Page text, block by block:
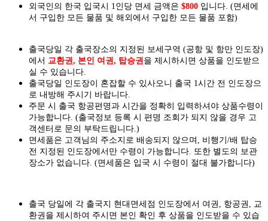
외국인의 한국 입국시 1인당 면세 금액은 $800 입니다. (면세에
서 구입한 모든 물품 및 해외에서 구입한 모든 물품 포함)
출국당일 각 출국장소의 지정된 보세구역 (공항 및 항만 인도장)
에서 교환권, 본인 여권, 탑승권 을 제시하시면 상품을 인도 받으
실 수 있습니다.
출국당일 인도장이 혼잡할 수 있사오니 출국 1시간 전 인도장으
로 내방해 주시기 바랍니다.
주문 시 출국 항공편명과 시간을 정확히 입력하셔야 상품수령이
가능합니다. (출국정보 등록 시 편명 조회가 되지 않을 경우 고
객센터로 문의 부탁드립니다.)
면세품은 고객님의 주소지로 배송되지 않으며, 비행기/배 탑승
전 지정된 인도장에서만 수령이 가능합니다. 또한 별도의 보관
장소가 없습니다. (면세품은 입국 시 수령이 절대 불가합니다)
출국 당일에 각 출국지 현대면세점 인도장에서 여권, 항공권, 교
환권을 제시하여 주시면 본인 확인 후 상품을 인도받을 수 있습